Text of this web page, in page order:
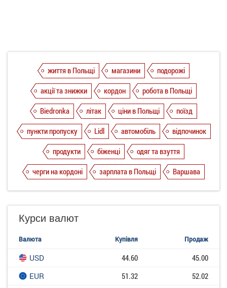
життя в Польщі магазини
подорожі
акції та знижки
кордон
робота в Польщі
Biedronka
літак ціни в Польщі
поїзд
пункти пропуску
Lidl автомобіль
відпочинок
продукти
біженці
одяг та взуття
черги на кордоні
зарплата в Польщі Варшава
Курси валют
Валюта Купівля Продаж
USD 44.60
45.00
EUR
51.32
52.02